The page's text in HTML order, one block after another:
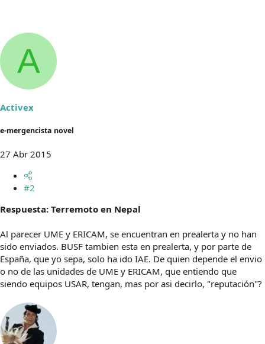
A
Activex
e-mergencista novel
27 Abr 2015
#2
Respuesta: Terremoto en Nepal
Al parecer UME y ERICAM, se encuentran en prealerta y no han
sido enviados. BUSF tambien esta en prealerta, y por parte de
España, que yo sepa, solo ha ido IAE. De quien depende el envio
o no de las unidades de UME y ERICAM, que entiendo que
siendo equipos USAR, tengan, mas por asi decirlo, "reputación"?